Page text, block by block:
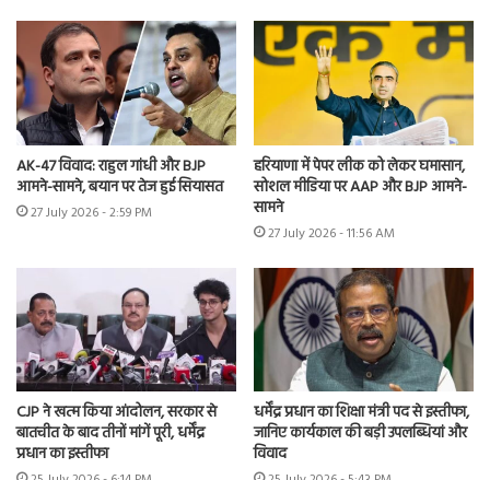
AK-47 विवाद: राहुल गांधी और BJP
आमने-सामने, बयान पर तेज हुई सियासत
27 July 2026 - 2:59 PM
हरियाणा में पेपर लीक को लेकर घमासान,
सोशल मीडिया पर AAP और BJP आमने-
सामने
27 July 2026 - 11:56 AM
CJP ने खत्म किया आंदोलन, सरकार से
बातचीत के बाद तीनों मांगें पूरी, धर्मेंद्र
प्रधान का इस्तीफा
धर्मेंद्र प्रधान का शिक्षा मंत्री पद से इस्तीफा,
जानिए कार्यकाल की बड़ी उपलब्धियां और
विवाद